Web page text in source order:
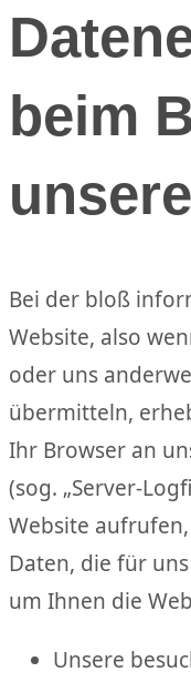
beim
Bei der bloß
Website, also
oder uns
übermitteln,
Ihr Browser an
(sog. „Server-
Website
Daten, die für
um Ihnen die
Unsere